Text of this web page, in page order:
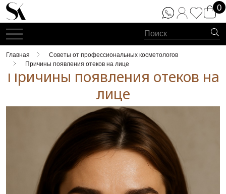
0
Главная
Советы от профессиональных косметологов
Причины появления отеков на лице
Причины появления отеков на
лице